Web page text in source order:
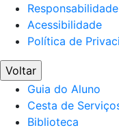
Acessibilidade
Política de
Voltar
Guia do Aluno
Cesta de
Biblioteca